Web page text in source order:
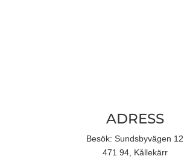
ADRESS
Besök: Sundsbyvägen 12
471 94, Kållekärr